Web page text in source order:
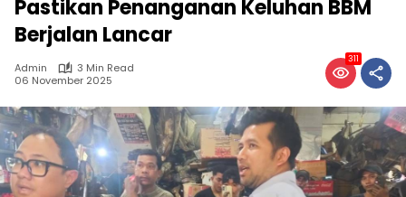
Pastikan Penanganan Keluhan BBM
Berjalan Lancar
Admin
3 Min Read
06 November 2025
311